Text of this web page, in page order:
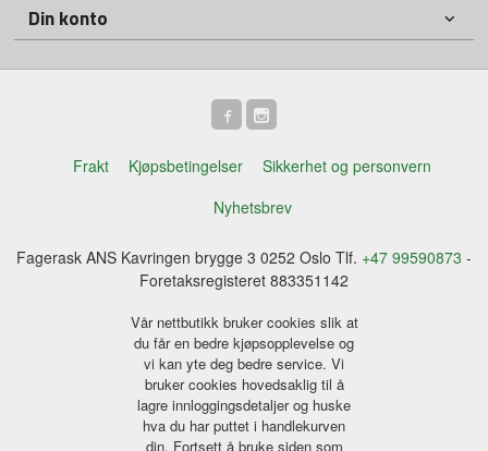
Din konto
Frakt Kjøpsbetingelser
Sikkerhet og personvern
Nyhetsbrev
Fagerask ANS Kavringen brygge 3 0252 Oslo Tlf. +47 99590873 -
Foretaksregisteret 883351142
Vår nettbutikk bruker cookies slik at
du får en bedre kjøpsopplevelse og
vi kan yte deg bedre service. Vi
bruker cookies hovedsaklig til å
lagre innloggingsdetaljer og huske
hva du har puttet i handlekurven
din. Fortsett å bruke siden som